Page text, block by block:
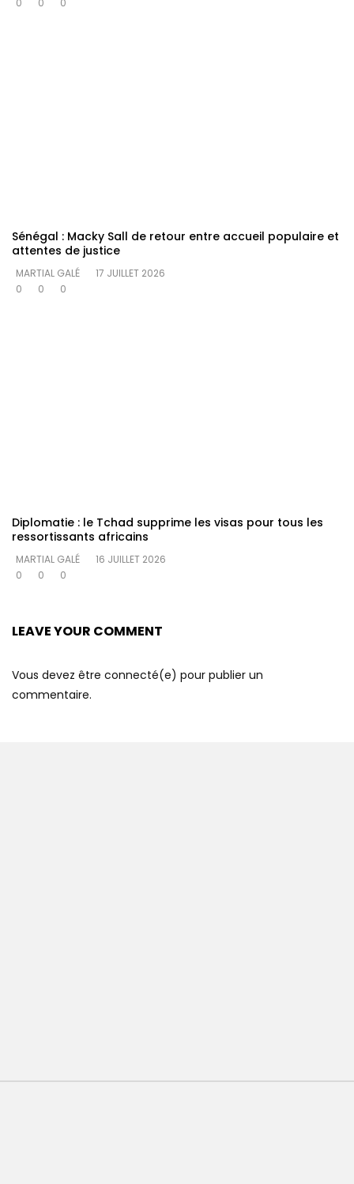
Sénégal : Macky Sall de retour entre accueil populaire et
attentes de justice
MARTIAL GALÉ
17 JUILLET 2026
0
0 0
Diplomatie : le Tchad supprime les visas pour tous les
ressortissants africains
MARTIAL GALÉ
16 JUILLET 2026
0
0 0
LEAVE YOUR COMMENT
Vous devez être connecté(e) pour publier un
commentaire.